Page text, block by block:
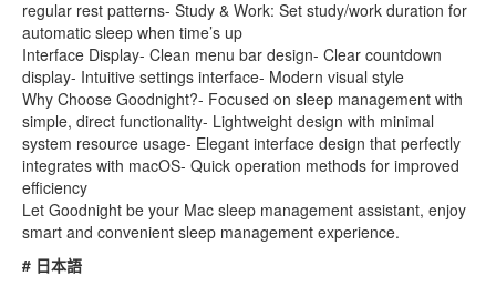
regular rest patterns- Study & Work: Set study/work duration for
automatic sleep when time’s up
Interface Display- Clean menu bar design- Clear countdown
display- Intuitive settings interface- Modern visual style
Why Choose Goodnight?- Focused on sleep management with
simple, direct functionality- Lightweight design with minimal
system resource usage- Elegant interface design that perfectly
integrates with macOS- Quick operation methods for improved
efficiency
Let Goodnight be your Mac sleep management assistant, enjoy
smart and convenient sleep management experience.
# 日本語